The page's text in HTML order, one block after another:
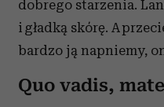
dobrego starzenia.
i gładką skórę. A
bardzo ją napniemy,
Quo vadis,